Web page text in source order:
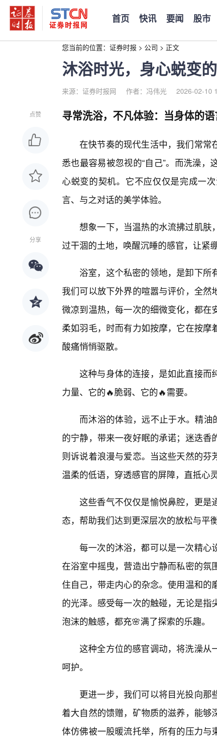
首页 快讯 要闻 股市
您当前的位置： 证券时报 > 公司 > 正文
沐浴时光，身心蜕变
来源：证券时报网 作者：冯伟光 2026-02-10
点赞
分享
寻常洗浴，不凡体验：当身体的
在快节奏的现代生活中，我们常常
悉也最容易被忽视的“自己”。而洗澡
心蜕变的契机。它不应仅仅是完成一
言、与之对话的美学体验。
想象一下，当温热的水流拂过肌肤
过干涸的土地，唤醒沉睡的感官，让紧
浴室，这个私密的领地，是卸下
我们可以放下外界的喧嚣与评价，全
微凉到温热，每一次的细微变化，都
柔如羽毛，时而有力如按摩，它在按
酸痛悄悄驱散。
这种与身体的连接，是如此直接而
力量、它的🔥脆弱、它的🔥需要。
而沐浴的体验，远不止于水。精
的宁静，带来一夜好眠的承诺；迷迭
则诉说着浪漫与爱恋。当这些天然的
温柔的低语，穿透感官的屏障，直抵心
这些香气不仅仅是愉悦鼻腔，更是
态，帮助我们达到更深层次的放松与平
每一次的沐浴，都可以是一次精心
在浴室中摇曳，营造出宁静而私密的
住自己，带走内心的杂念。使用温和
的光泽。感受每一次的触碰，无论是
泡沫的触感，都充🌸满了探索的乐趣。
这种全方位的感官调动，将洗澡从
呵护。
更进一步，我们可以将目光投向
着大自然的馈赠，矿物质的滋养，能
体仿佛被一股暖流托举，所有的压力